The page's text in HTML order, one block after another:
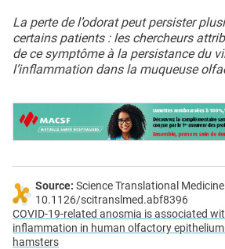
La perte de l’odorat peut persister
certains patients : les chercheurs
de ce symptôme à la persistance du
l’inflammation dans la muqueuse
Source: Science Translational
10.1126/scitranslmed.abf8396
COVID-19-related anosmia is associated
inflammation in human olfactory
hamsters